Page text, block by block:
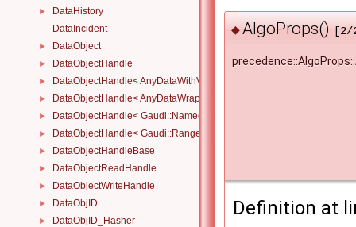
►
DataHistory
DataIncident
► DataObject
► DataObjectHandle
► DataObjectHandle< AnyDataWithViewWrapper< View, Owned > >
► DataObjectHandle< AnyDataWrapper< T > >
► DataObjectHandle< Gaudi::NamedRange_< T > >
► DataObjectHandle< Gaudi::Range_< T > >
► DataObjectHandleBase
► DataObjectReadHandle
► DataObjectWriteHandle
► DataObjID
► DataObjID_Hasher
◆AlgoProps()
Definition at